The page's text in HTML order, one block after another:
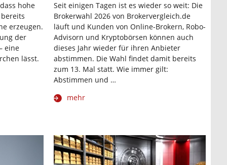
hohe
erzeugen.
der
eine
lässt.
Seit einigen Tagen ist es wieder so weit: Die
Brokerwahl 2026 von Brokervergleich.de
läuft und Kunden von Online-Brokern, Robo-
Advisorn und Kryptobörsen können auch
dieses Jahr wieder für ihren Anbieter
abstimmen. Die Wahl findet damit bereits
zum 13. Mal statt. Wie immer gilt:
Abstimmen und …
mehr